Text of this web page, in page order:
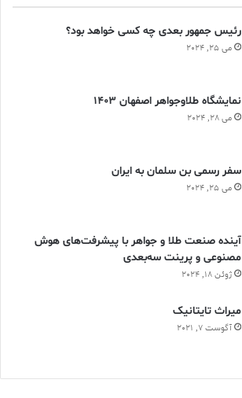
رئیس جمهور بعدی چه کسی خواهد بود؟
می 25, 2024
نمایشگاه طلاوجواهر اصفهان 1403
می 28, 2024
سفر رسمی بن سلمان به ایران
می 25, 2024
آینده صنعت طلا و جواهر با پیشرفت‌های هوش
مصنوعی و پرینت سه‌بعدی
ژوئن 18, 2024
ميراث تايتانيک
آگوست 7, 2021